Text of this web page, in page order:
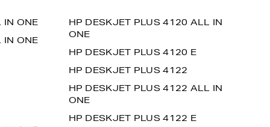
IN ONE
IN ONE
HP DESKJET PLUS 4120 ALL IN
ONE
HP DESKJET PLUS 4120 E
HP DESKJET PLUS 4122
HP DESKJET PLUS 4122 ALL IN
ONE
HP DESKJET PLUS 4122 E